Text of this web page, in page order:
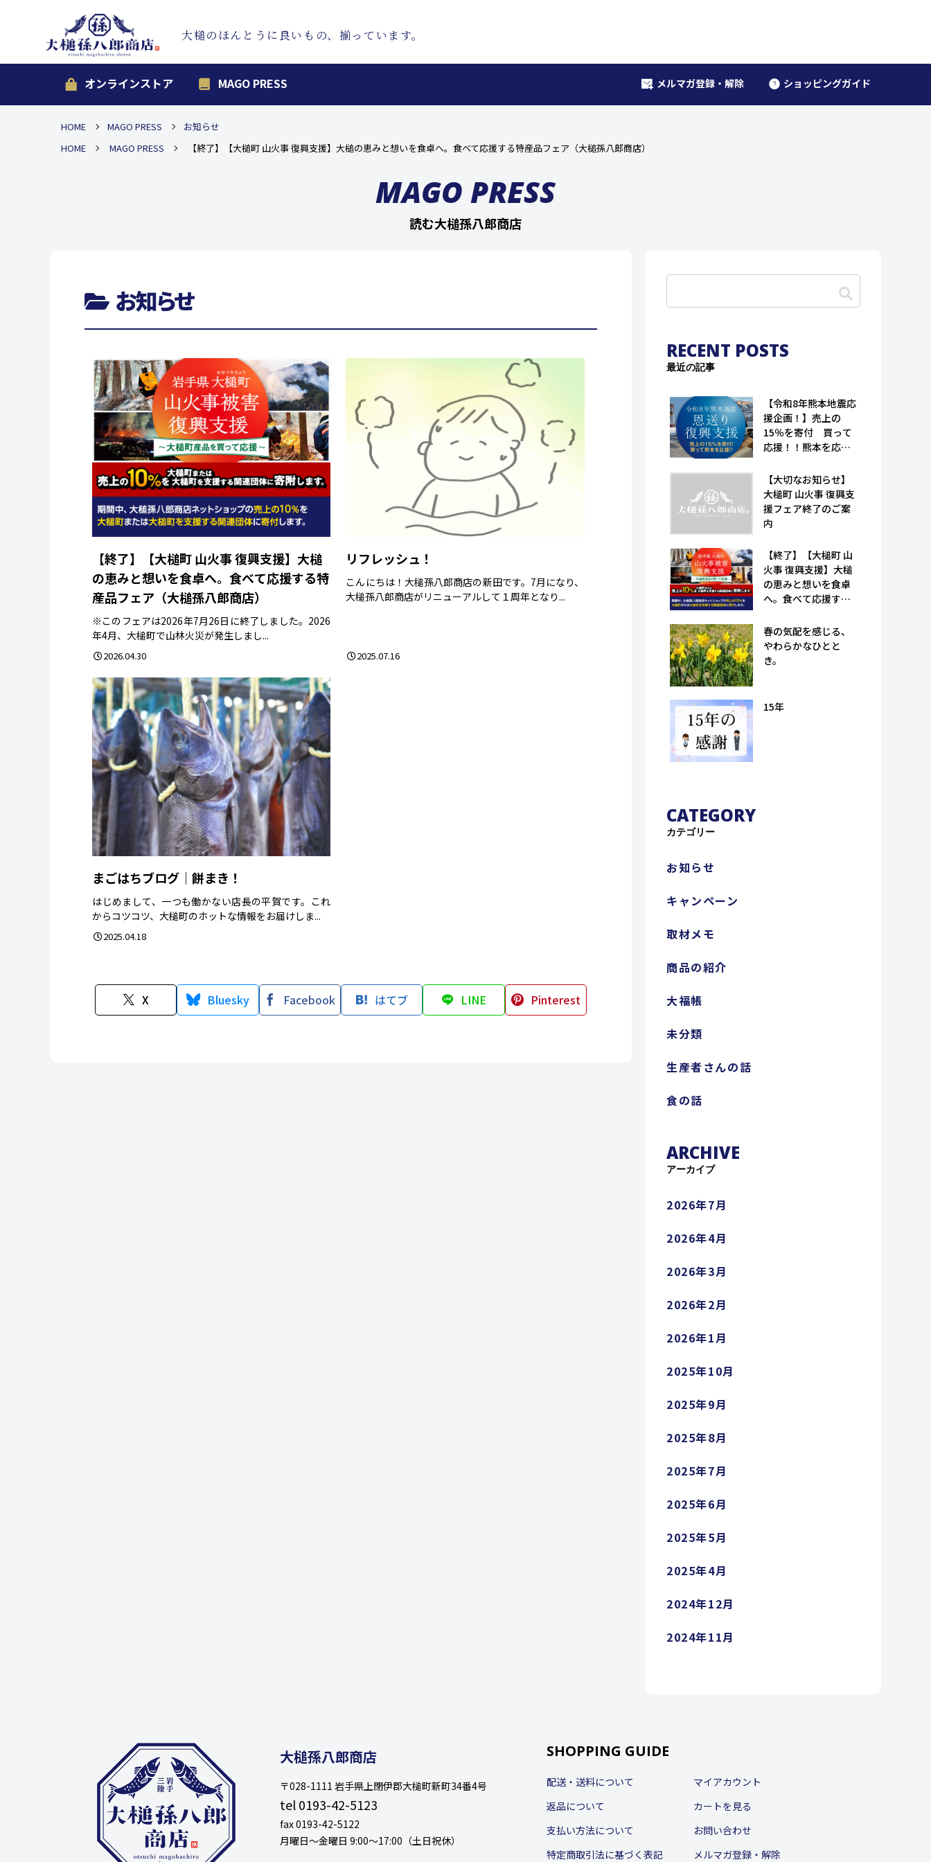
大槌のほんとうに良いもの、揃っています。
オンラインストア MAGO PRESS メルマガ登録・解除 ショッピングガイド
HOME MAGO PRESS
お知らせ
HOME
MAGO PRESS 【終了】【大槌町 山火事 復興支援】大槌の恵みと想いを食卓へ。食べて応援する特産品フェア（大槌孫八郎商店）
MAGO PRESS
読む大槌孫八郎商店
お知らせ
【終了】【大槌町 山火事 復興支援】大槌
の恵みと想いを食卓へ。食べて応援する特
産品フェア（大槌孫八郎商店）
※このフェアは2026年7月26日に終了しました。2026
年4月、大槌町で山林火災が発生しまし...
2026.04.30
リフレッシュ！
こんにちは！大槌孫八郎商店の新田です。7月になり、
大槌孫八郎商店がリニューアルして１周年となり...
2025.07.16
まごはちブログ｜餅まき！
はじめまして、一つも働かない店長の平賀です。これ
からコツコツ、大槌町のホットな情報をお届けしま...
2025.04.18
X Bluesky Facebook はてブ LINE Pinterest
RECENT POSTS
最近の記事
【令和8年熊本地震応
援企画！】売上の
15％を寄付 買って
応援！！熊本を応
支援！！（大槌孫八
郎商店）
【大切なお知らせ】
大槌町 山火事 復興支
援フェア終了のご案
内
【終了】【大槌町 山
火事 復興支援】大槌
の恵みと想いを食卓
へ。食べて応援する
孫八郎商店）
春の気配を感じる、
やわらかなひとと
き。
15年
CATEGORY
カテゴリー
お知らせ
キャンペーン
取材メモ
商品の紹介
大福帳
未分類
生産者さんの話
食の話
ARCHIVE
アーカイブ
2026年7月
2026年4月
2026年3月
2026年2月
2026年1月
2025年10月
2025年9月
2025年8月
2025年7月
2025年6月
2025年5月
2025年4月
2024年12月
2024年11月
大槌孫八郎商店
〒028-1111 岩手県上閉伊郡大槌町新町34番4号
tel 0193-42-5123
fax 0193-42-5122
月曜日〜金曜日 9:00〜17:00（土日祝休）
SHOPPING GUIDE
配送・送料について
返品について
支払い方法について
特定商取引法に基づく表記
マイアカウント
カートを見る
お問い合わせ
メルマガ登録・解除